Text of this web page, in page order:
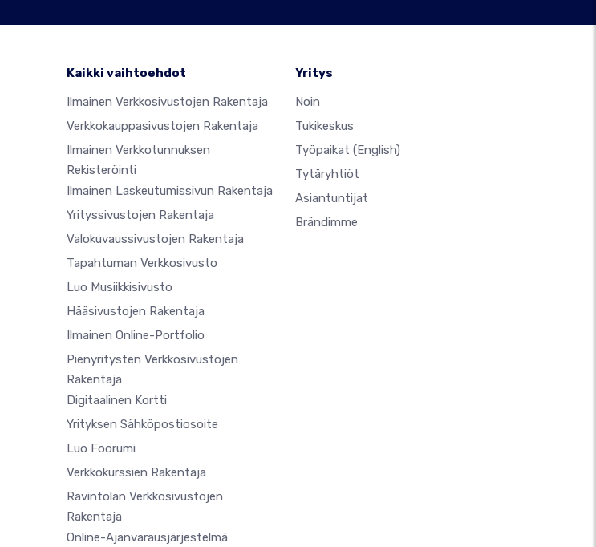
Kaikki vaihtoehdot
Ilmainen Verkkosivustojen Rakentaja
Verkkokauppasivustojen Rakentaja
Ilmainen Verkkotunnuksen
Rekisteröinti
Ilmainen Laskeutumissivun Rakentaja
Yrityssivustojen Rakentaja
Valokuvaussivustojen Rakentaja
Tapahtuman Verkkosivusto
Luo Musiikkisivusto
Hääsivustojen Rakentaja
Ilmainen Online-Portfolio
Pienyritysten Verkkosivustojen
Rakentaja
Digitaalinen Kortti
Yrityksen Sähköpostiosoite
Luo Foorumi
Verkkokurssien Rakentaja
Ravintolan Verkkosivustojen
Rakentaja
Online-Ajanvarausjärjestelmä
Yritys
Noin
Tukikeskus
Työpaikat (English)
Tytäryhtiöt
Asiantuntijat
Brändimme